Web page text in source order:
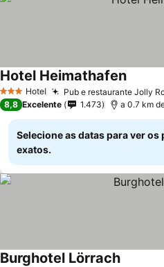
3 EstrelasHotel Pub e restaurante Jolly
Hotel Heimathafen
8,8 Excelente 1.473 a 0.7 km
Selecione as datas para ver os
exatos.
Burghotel Lörrach